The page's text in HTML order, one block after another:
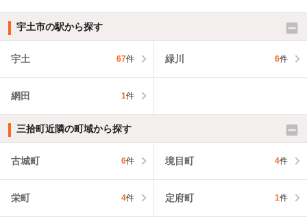
宇土市の駅から探す
宇土 67件 緑川 6件
網田 1件
三拾町近隣の町域から探す
古城町 6件 境目町 4件
栄町 4件 定府町 1件